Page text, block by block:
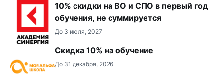
10% скидки на ВО и СПО в первый год
обучения, не суммируется
До 3 июля, 2027
Скидка 10% на обучение
До 31 декабря, 2026